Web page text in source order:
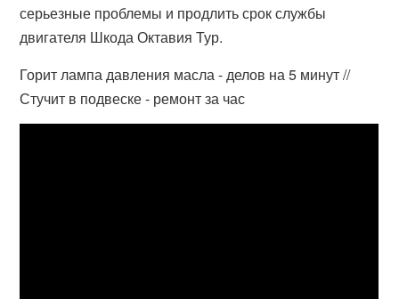
серьезные проблемы и продлить срок службы
двигателя Шкода Октавия Тур.
Горит лампа давления масла - делов на 5 минут //
Стучит в подвеске - ремонт за час